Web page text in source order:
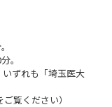
。
ずれも「埼玉医大
覧ください）